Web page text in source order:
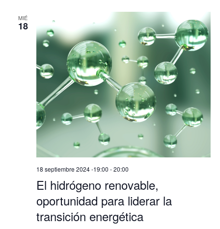
MIÉ
18
El hidrógeno renovable,
oportunidad para liderar la
transición energética
18 septiembre 2024 -19:00 -20:00